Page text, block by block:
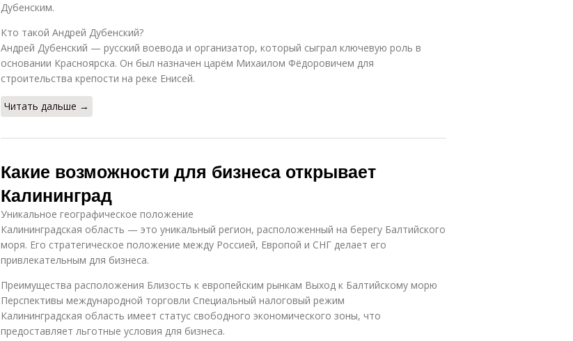
Дубенским.
Кто такой Андрей Дубенский?
Андрей Дубенский — русский воевода и организатор, который сыграл ключевую роль в
основании Красноярска. Он был назначен царём Михаилом Фёдоровичем для
строительства крепости на реке Енисей.
Читать дальше →
Какие возможности для бизнеса открывает
Калининград
Уникальное географическое положение
Калининградская область — это уникальный регион, расположенный на берегу Балтийского
моря. Его стратегическое положение между Россией, Европой и СНГ делает его
привлекательным для бизнеса.
Преимущества расположения Близость к европейским рынкам Выход к Балтийскому морю
Перспективы международной торговли Специальный налоговый режим
Калининградская область имеет статус свободного экономического зоны, что
предоставляет льготные условия для бизнеса.